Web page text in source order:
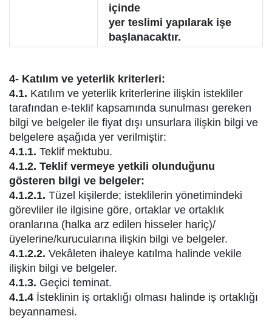
içinde
yer teslimi yapılarak işe
başlanacaktır.
4- Katılım ve yeterlik kriterleri:
4.1. Katılım ve yeterlik kriterlerine ilişkin istekliler
tarafından e-teklif kapsamında sunulması gereken
bilgi ve belgeler ile fiyat dışı unsurlara ilişkin bilgi ve
belgelere aşağıda yer verilmiştir:
4.1.1. Teklif mektubu.
4.1.2. Teklif vermeye yetkili olunduğunu
gösteren bilgi ve belgeler:
4.1.2.1. Tüzel kişilerde; isteklilerin yönetimindeki
görevliler ile ilgisine göre, ortaklar ve ortaklık
oranlarına (halka arz edilen hisseler hariç)/
üyelerine/kurucularına ilişkin bilgi ve belgeler.
4.1.2.2. Vekâleten ihaleye katılma halinde vekile
ilişkin bilgi ve belgeler.
4.1.3. Geçici teminat.
4.1.4 İsteklinin iş ortaklığı olması halinde iş ortaklığı
beyannamesi.